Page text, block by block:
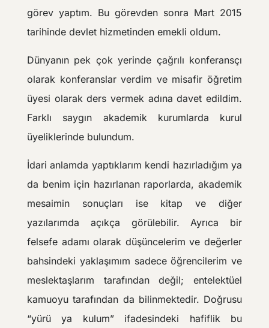
görev yaptım. Bu görevden sonra Mart 2015
tarihinde devlet hizmetinden emekli oldum.
Dünyanın pek çok yerinde çağrılı konferansçı
olarak konferanslar verdim ve misafir öğretim
üyesi olarak ders vermek adına davet edildim.
Farklı saygın akademik kurumlarda kurul
üyeliklerinde bulundum.
İdari anlamda yaptıklarım kendi hazırladığım ya
da benim için hazırlanan raporlarda, akademik
mesaimin sonuçları ise kitap ve diğer
yazılarımda açıkça görülebilir. Ayrıca bir
felsefe adamı olarak düşüncelerim ve değerler
bahsindeki yaklaşımım sadece öğrencilerim ve
meslektaşlarım tarafından değil; entelektüel
kamuoyu tarafından da bilinmektedir. Doğrusu
“yürü ya kulum” ifadesindeki hafiflik bu